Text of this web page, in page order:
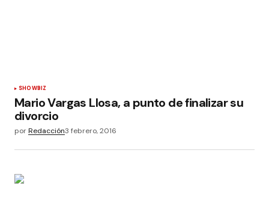
SHOWBIZ
Mario Vargas Llosa, a punto de finalizar su
divorcio
porRedacción3 febrero, 2016